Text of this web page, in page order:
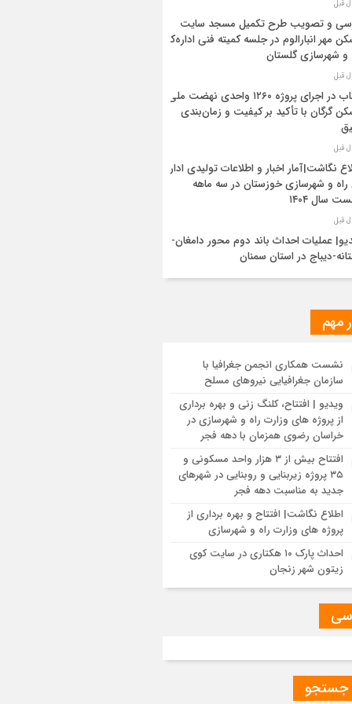
و تصویب طرح تکمیل مسجد سایت
مهر انبارالوم در جلسه کمیته فنی اداره‌کل
و شهرسازی گلستان
شتاب در اجرای پروژه ۱۲۶۰ واحدی نهضت ملی
گرگان با تأکید بر کیفیت و زمان‌بندی
نگاشت|آمار اخبار و اطلاعات تولیدی اداره
و شهرسازی خوزستان در سه ماهه
سال ۱۴۰۴
عملیات احداث باند دوم محور دامغان-
دیباج در استان سمنان
نگاشت | اقدامات حوزه نظارت عالیه اداره
مهندسی و مقررات ملی و کنترل ساختمان
و شهرسازی گلستان
مسائل مربوط به تأمین زمین و ساخت
ایثارگران در شهرهای جدید بهارستان و
میدانی و نشست تخصصی با
مدیران دفاتر فنی و شهرسازی سازمان
زمین و مسکن به‌منظور رفع موانع پروژه
مسکن داراب
میان دستگاه‌های خدمات‌رسان، محور
مدیرکل راه و شهرسازی و مدیرعامل برق
در پروژه باند دوم باباحیدر_ چلگرد، به
اخذ اعتبارات ماده ۲۳
مهم
نشست همکاری انجمن جغرافیا با
سازمان جغرافیایی نیروهای مسلح
ویدیو | افتتاح، کلنگ زنی و بهره برداری
از پروژه های وزارت راه و شهرسازی در
خراسان رضوی همزمان با دهه فجر
افتتاح بیش از ۳ هزار واحد مسکونی و
۳۵ پروژه زیربنایی و روبنایی در شهرهای
جدید به مناسبت دهه فجر
اطلاع نگاشت| افتتاح و بهره برداری از
پروژه های وزارت راه و شهرسازی
احداث پارک ۱۰ هکتاری در سایت کوی
زیتون شهر زنجان
جستجو